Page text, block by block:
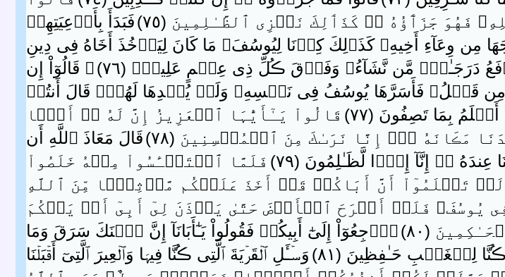
فَهُوَ جَزَٲٓؤُهُ ۥ‌ۚ كَذَٲلِكَ نَجۡزِى ٱلظَّـٰلِمِينَ ( ٧٥ )
فَبَدَأَ بِأَوۡعِيَتِهِمۡ
مِن وِعَآءِ أَخِيهِ‌ۚ كَذَٲلِكَ كِدۡنَا لِيُوسُفَ‌ۖ مَا كَانَ لِيَأۡخُذَ أَخَاهُ فِى دِينِ
دَرَجَـٰتٍ۬ مَّن نَّشَآءُ‌ۗ وَفَوۡقَ ڪُلِّ ذِى عِلۡمٍ عَلِيمٌ۬ ( ٧٦ )
۞ قَالُوٓاْ إِن
قَبۡلُ‌ۚ فَأَسَرَّهَا يُوسُفُ فِى نَفۡسِهِۦ وَلَمۡ يُبۡدِهَا لَهُمۡ‌ۚ قَالَ أَنتُمۡ
تَصِفُونَ ( ٧٧ )
قَالُواْ يَـٰٓأَيُّہَا ٱلۡعَزِيزُ إِنَّ لَهُ ۥۤ أَبً۬ا
ۥۤ‌ۖ إِنَّا نَرَٮٰكَ مِنَ ٱلۡمُحۡسِنِينَ ( ٧٨ )
قَالَ مَعَاذَ ٱللَّهِ أَن
ۥۤ إِنَّآ إِذً۬ا لَّظَـٰلِمُونَ ( ٧٩ )
فَلَمَّا ٱسۡتَيۡـَٔسُواْ مِنۡهُ خَلَصُواْ
تَعۡلَمُوٓاْ أَنَّ أَبَاكُمۡ قَدۡ أَخَذَ عَلَيۡكُم مَّوۡثِقً۬ا مِّنَ ٱللَّهِ
يُوسُفَ‌ۖ فَلَنۡ أَبۡرَحَ ٱلۡأَرۡضَ حَتَّىٰ يَأۡذَنَ لِىٓ أَبِىٓ أَوۡ يَحۡكُمَ
( ٨٠ )
ٱرۡجِعُوٓاْ إِلَىٰٓ أَبِيكُمۡ فَقُولُواْ يَـٰٓأَبَانَآ إِنَّ ٱبۡنَكَ سَرَقَ وَمَا
لِلۡغَيۡبِ حَـٰفِظِينَ ( ٨١ )
وَسۡـَٔلِ ٱلۡقَرۡيَةَ ٱلَّتِى ڪُنَّا فِيہَا وَٱلۡعِيرَ ٱلَّتِىٓ أَقۡبَلۡنَا